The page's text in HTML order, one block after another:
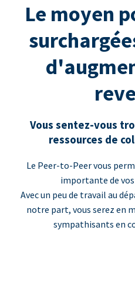
Le moyen
Vous sentez-vous
ressources de
Le Peer-to-Peer vous
importante de
Avec un peu de travail au
notre part, vous serez en
sympathisants en